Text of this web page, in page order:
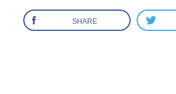
SHARE